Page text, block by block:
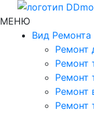
МЕНЮ
Вид Ремонта
Ремонт
Ремонт
Ремонт
Ремонт
Ремонт